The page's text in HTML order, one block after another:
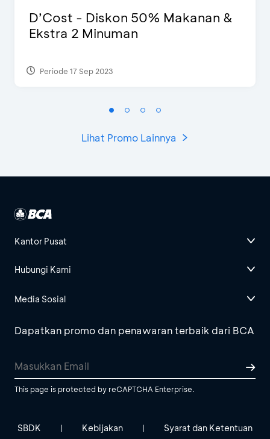
D’Cost - Diskon 50% Makanan &
Ekstra 2 Minuman
Periode 17 Sep 2023
Lihat Promo Lainnya
Kantor Pusat
Hubungi Kami
Media Sosial
Dapatkan promo dan penawaran terbaik dari BCA
This page is protected by reCAPTCHA Enterprise.
SBDK | Kebijakan | Syarat dan Ketentuan